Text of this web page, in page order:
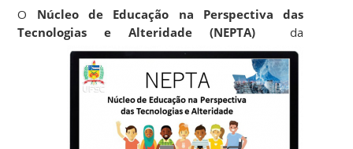
O Núcleo de Educação na Perspectiva das
Tecnologias e Alteridade (NEPTA)
da